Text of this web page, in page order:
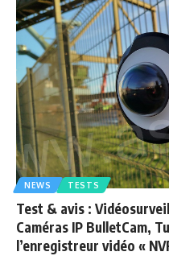
NEWS TESTS
Test & avis :
Caméras IP BulletCam,
l’enregistreur vidéo «